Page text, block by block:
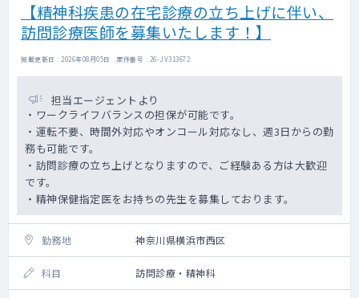
【精神科疾患の在宅診療の立ち上げに伴い、
訪問診療医師を募集いたします！】
掲載更新日 : 2026年08月05日 案件番号 : 26-JV313672
担当エージェントより
・ワークライフバランスの担保が可能です。
・運転不要、時間外対応やオンコール対応なし、週3日からの勤
務も可能です。
・訪問診療の立ち上げとなりますので、ご経験ある方は大歓迎
です。
・精神保健指定医をお持ちの先生を募集しております。
勤務地 神奈川県横浜市西区
科目 訪問診療・精神科